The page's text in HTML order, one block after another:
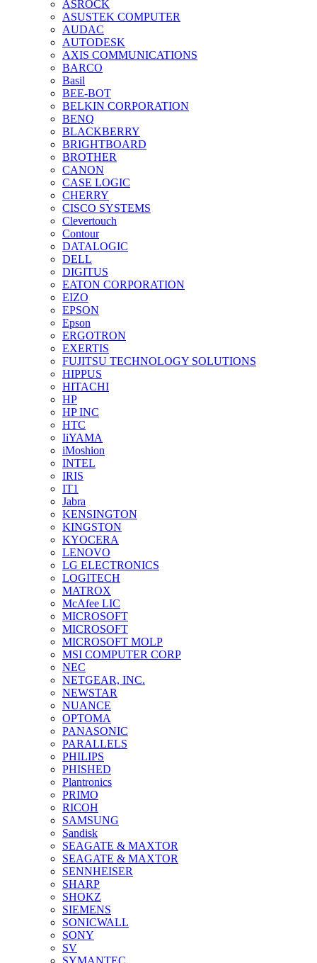
ASROCK
ASUSTEK COMPUTER
AUDAC
AUTODESK
AXIS COMMUNICATIONS
BARCO
Basil
BEE-BOT
BELKIN CORPORATION
BENQ
BLACKBERRY
BRIGHTBOARD
BROTHER
CANON
CASE LOGIC
CHERRY
CISCO SYSTEMS
Clevertouch
Contour
DATALOGIC
DELL
DIGITUS
EATON CORPORATION
EIZO
EPSON
Epson
ERGOTRON
EXERTIS
FUJITSU TECHNOLOGY SOLUTIONS
HIPPUS
HITACHI
HP
HP INC
HTC
IiYAMA
iMoshion
INTEL
IRIS
IT1
Jabra
KENSINGTON
KINGSTON
KYOCERA
LENOVO
LG ELECTRONICS
LOGITECH
MATROX
McAfee LIC
MICROSOFT
MICROSOFT
MICROSOFT MOLP
MSI COMPUTER CORP
NEC
NETGEAR, INC.
NEWSTAR
NUANCE
OPTOMA
PANASONIC
PARALLELS
PHILIPS
PHISHED
Plantronics
PRIMO
RICOH
SAMSUNG
Sandisk
SEAGATE & MAXTOR
SEAGATE & MAXTOR
SENNHEISER
SHARP
SHOKZ
SIEMENS
SONICWALL
SONY
SV
SYMANTEC